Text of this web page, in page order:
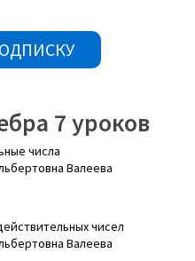
7 уроков
числа
Валеева
чисел
Валеева